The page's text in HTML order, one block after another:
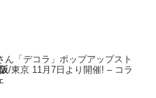
ん「デコラ」ポップアップスト
/東京 11月7日より開催! – コラ